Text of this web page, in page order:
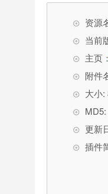
资源
当前
主页：
附件
大小:
更新
插件